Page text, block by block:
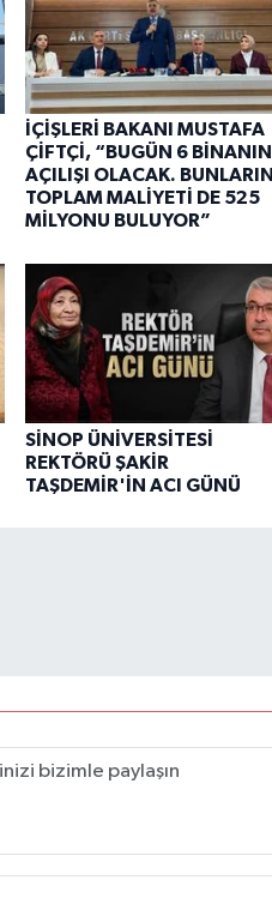
İÇİŞLERİ BAKANI MUSTAFA
ÇİFTÇİ, “BUGÜN 6 BİNANIN
AÇILIŞI OLACAK. BUNLARIN
TOPLAM MALİYETİ DE 525
MİLYONU BULUYOR”
SİNOP ÜNİVERSİTESİ
REKTÖRÜ ŞAKİR
TAŞDEMİR'İN ACI GÜNÜ